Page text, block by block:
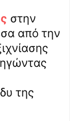
στην
από την
της